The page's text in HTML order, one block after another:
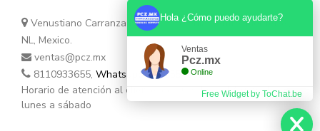
Venustiano Carranza Nte. 755, Colonia Centro, Monterrey,
NL, Mexico.
ventas@pcz.mx
8110933655, Whatsapp 8131554632
Horario de atención al cliente: de 10:30hs. a 17:30hs de
lunes a sábado
Hola ¿Cómo puedo ayudarte?
Ventas
Pcz.mx
Online
Free Widget by ToChat.be